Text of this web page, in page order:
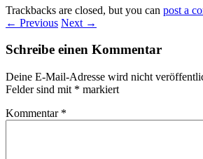
Trackbacks are closed, but you can post a
← Previous Next →
Schreibe einen Kommentar
Deine E-Mail-Adresse wird nicht
Felder sind mit * markiert
Kommentar *